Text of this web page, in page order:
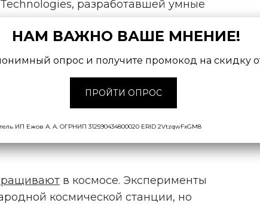
разработавшей умные
своим мнением:
шагом на пути к
использовать сельское
человеческого
устойчивым исследованиям
в космосе. Эксперименты
космической станции, но
НАМ ВАЖНО ВАШЕ МНЕНИЕ!
опрос и получите промокод на скидку
ПРОЙТИ ОПРОС
ИП Ежов А. А. ОГРНИП 312590434800020 ERID 2VtzqwFxGM8